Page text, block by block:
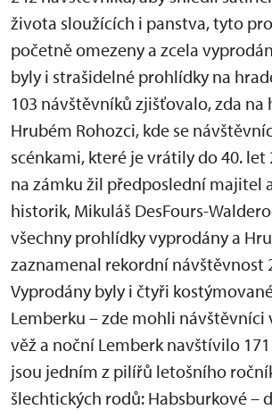
života sloužících i panstva, tyto
početně omezeny a zcela
byly i strašidelné prohlídky na
103 návštěvníků zjišťovalo, zda na
Hrubém Rohozci, kde se
scénkami, které je vrátily do 40. let
na zámku žil předposlední majitel
historik, Mikuláš DesFours-
všechny prohlídky vyprodány a
zaznamenal rekordní návštěvnost
Vyprodány byly i čtyři
Lemberku – zde mohli návštěvníci
věž a noční Lemberk navštívilo
jsou jedním z pilířů letošního
šlechtických rodů: Habsburkové –